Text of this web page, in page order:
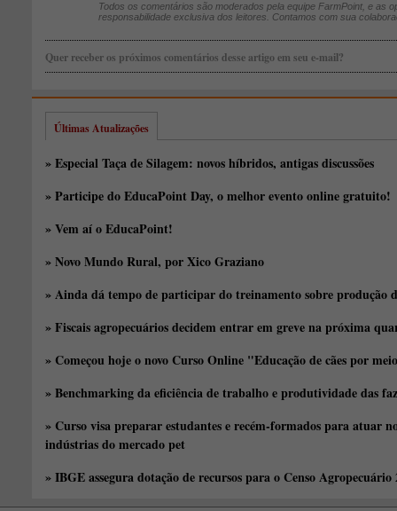
Todos os comentários são moderados pela equipe FarmPoint, e as
responsabilidade exclusiva dos leitores. Contamos com sua
Quer receber os próximos comentários desse artigo em seu e-mail?
Últimas Atualizações
» Especial Taça de Silagem: novos híbridos, antigas discussões
» Participe do EducaPoint Day, o melhor evento online gratuito!
» Vem aí o EducaPoint!
» Novo Mundo Rural, por Xico Graziano
» Ainda dá tempo de participar do treinamento sobre produção
» Fiscais agropecuários decidem entrar em greve na próxima
» Começou hoje o novo Curso Online "Educação de cães por
» Benchmarking da eficiência de trabalho e produtividade das
» Curso visa preparar estudantes e recém-formados para atuar
indústrias do mercado pet
» IBGE assegura dotação de recursos para o Censo Agropecuário